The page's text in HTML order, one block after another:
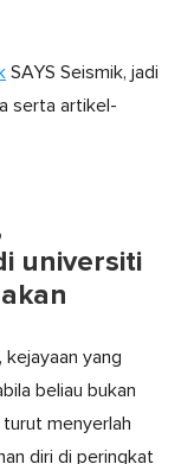
SAYS Seismik, jadi
serta artikel-
universiti
kejayaan yang
beliau bukan
turut menyerlah
diri di peringkat